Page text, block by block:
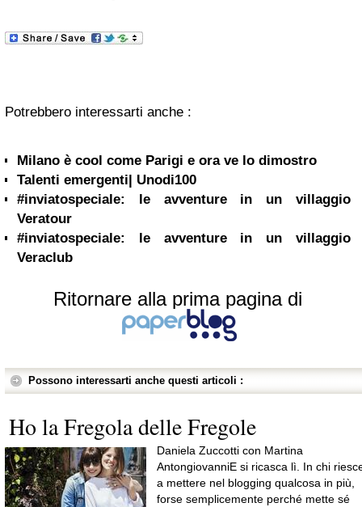
Potrebbero interessarti anche :
Milano è cool come Parigi e ora ve lo dimostro
Talenti emergenti| Unodi100
#inviatospeciale: le avventure in un villaggio
Veratour
#inviatospeciale: le avventure in un villaggio
Veraclub
Ritornare alla prima pagina di
Possono interessarti anche questi articoli :
Ho la Fregola delle Fregole
Daniela Zuccotti con Martina
AntongiovanniE si ricasca lì. In chi
a mettere nel blogging qualcosa in più,
forse semplicemente perché mette sé